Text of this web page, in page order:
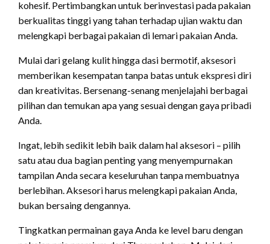
kohesif. Pertimbangkan untuk berinvestasi pada pakaian
berkualitas tinggi yang tahan terhadap ujian waktu dan
melengkapi berbagai pakaian di lemari pakaian Anda.
Mulai dari gelang kulit hingga dasi bermotif, aksesori
memberikan kesempatan tanpa batas untuk ekspresi diri
dan kreativitas. Bersenang-senang menjelajahi berbagai
pilihan dan temukan apa yang sesuai dengan gaya pribadi
Anda.
Ingat, lebih sedikit lebih baik dalam hal aksesori – pilih
satu atau dua bagian penting yang menyempurnakan
tampilan Anda secara keseluruhan tanpa membuatnya
berlebihan. Aksesori harus melengkapi pakaian Anda,
bukan bersaing dengannya.
Tingkatkan permainan gaya Anda ke level baru dengan